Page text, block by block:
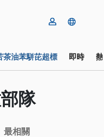
茶油苯駢芘超標 即時
隊
最相關